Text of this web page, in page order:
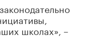
школах», –